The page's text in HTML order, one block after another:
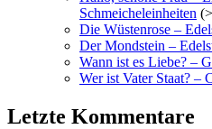
Schmeicheleinheiten
Die Wüstenrose –
Der Mondstein –
Wann ist es Liebe? –
Wer ist Vater Staat? –
Letzte Kommentare